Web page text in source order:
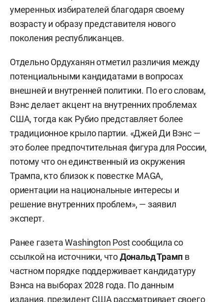
умеренных избирателей благодаря своему
возрасту и образу представителя нового
поколения республиканцев.
Отдельно Ордуханян отметил различия между
потенциальными кандидатами в вопросах
внешней и внутренней политики. По его словам,
Вэнс делает акцент на внутренних проблемах
США, тогда как Рубио представляет более
традиционное крыло партии. «Джей Ди Вэнс —
это более предпочтительная фигура для России,
потому что он единственный из окружения
Трампа, кто близок к повестке MAGA,
ориентации на национальные интересы и
решение внутренних проблем», — заявил
эксперт.
Ранее газетаWashington Postсообщила со
ссылкой на источники, чтоДональд Трамп в
частном порядке поддерживает кандидатуру
Вэнса на выборах 2028 года. По данным
издания, президент США рассматривает своего